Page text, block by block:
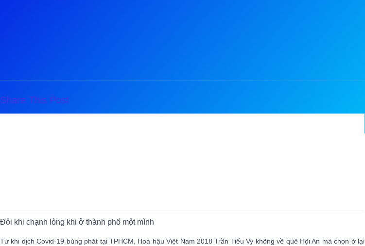
Share This Post
Đôi khi chạnh lòng khi ở thành phố một mình
Từ khi dịch Covid-19 bùng phát tại TPHCM, Hoa hậu Việt Nam 2018 Trần Tiểu Vy không về quê Hội An mà chọn ở lại